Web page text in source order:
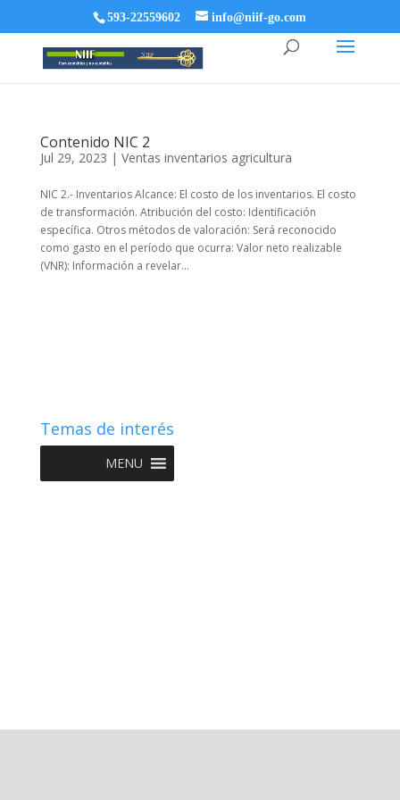
593-22559602 info@niif-go.com
Contenido NIC 2
Jul 29, 2023 | Ventas inventarios agricultura
NIC 2.- Inventarios Alcance: El costo de los inventarios. El costo
de transformación. Atribución del costo: Identificación
específica. Otros métodos de valoración: Será reconocido
como gasto en el período que ocurra: Valor neto realizable
(VNR): Información a revelar...
Temas de interés
MENU